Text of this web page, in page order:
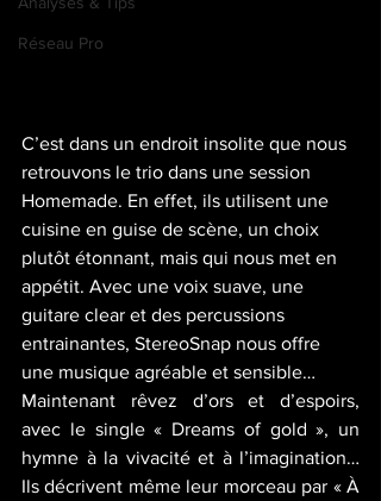
Réseau Pro
C’est dans un endroit insolite que nous
retrouvons le trio dans une session
Homemade. En effet, ils utilisent une
cuisine en guise de scène, un choix
plutôt étonnant, mais qui nous met en
appétit. Avec une voix suave, une
guitare clear et des percussions
entrainantes, StereoSnap nous offre
une musique agréable et sensible…
Maintenant rêvez d’ors et d’espoirs,
avec le single « Dreams of gold », un
hymne à la vivacité et à l’imagination…
Ils décrivent même leur morceau par « À